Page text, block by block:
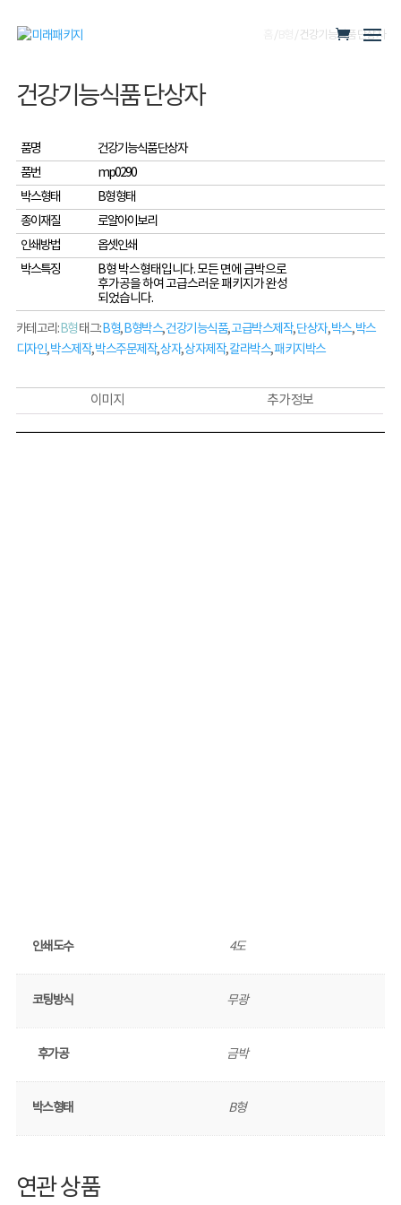
/ / 건강기능식품 단상자
건강기능식품 단상자
품명
건강기능식품 단상자
품번
mp0290
박스형태
B형 형태
종이재질
로얄아이보리
인쇄방법
옵셋인쇄
박스특징
B형 박스형태입니다. 모든 면에 금박으로
후가공을 하여 고급스러운 패키지가 완성
되었습니다.
카테고리: B형태그: B형, B형박스,건강기능식품,고급박스제작,단상자,박스,박스
디자인,박스제작,박스주문제작,상자,상자제작,칼라박스,패키지박스
이미지 추가 정보
인쇄도수 4도
코팅방식 무광
후가공 금박
박스형태 B형
연관 상품